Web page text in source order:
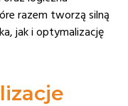
razem tworzą silną
jak i optymalizację